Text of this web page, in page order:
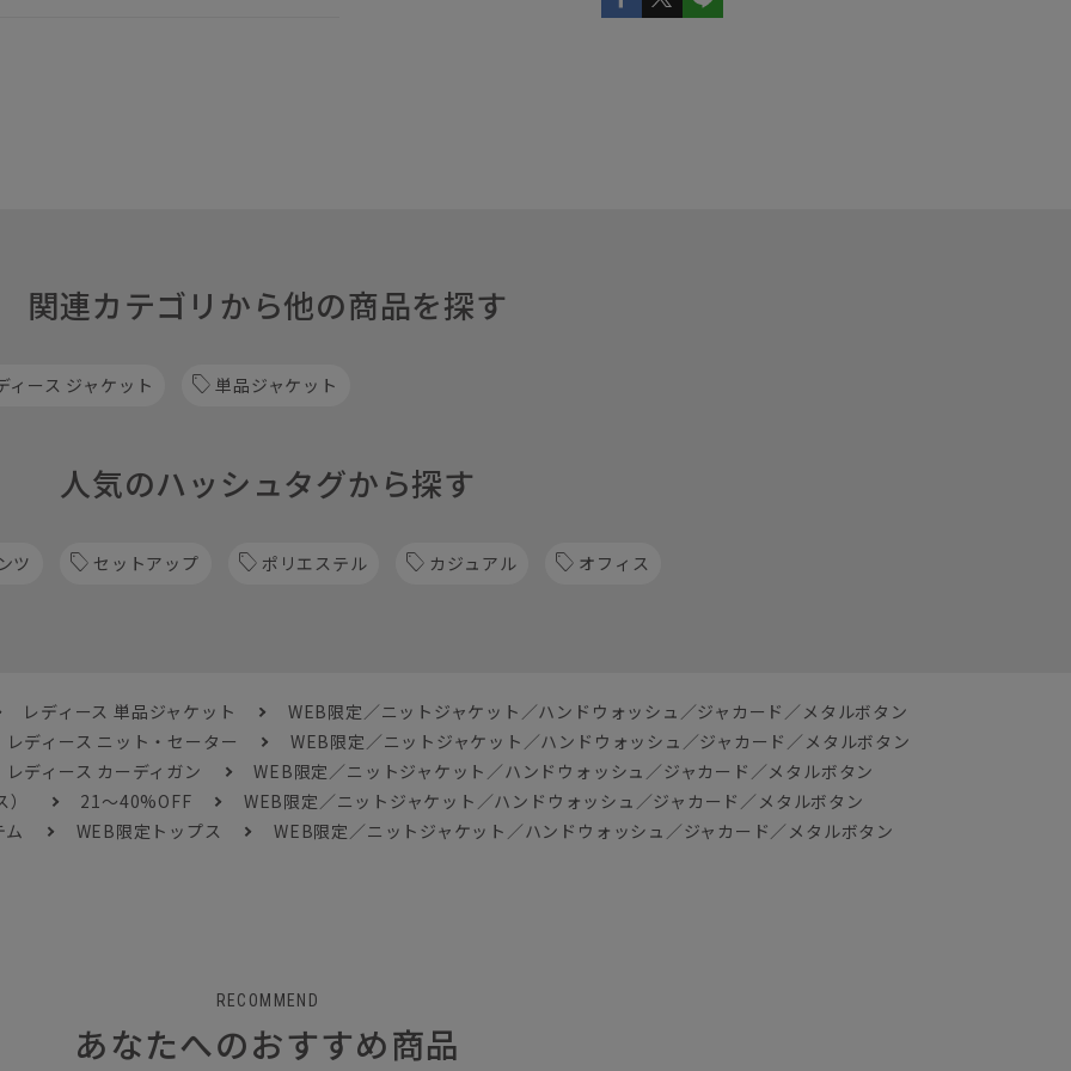
関連カテゴリから他の商品を探す
ィース ジャケット 単品ジャケット
人気のハッシュタグから探す
ツ セットアップ ポリエステル カジュアル オフィス
レディース 単品ジャケット
WEB限定／ニットジャケット／ハンドウォッシュ／ジャカード／メタルボタン
レディース ニット・セーター
WEB限定／ニットジャケット／ハンドウォッシュ／ジャカード／メタルボタン
レディース カーディガン
WEB限定／ニットジャケット／ハンドウォッシュ／ジャカード／メタルボタン
21～40%OFF
WEB限定／ニットジャケット／ハンドウォッシュ／ジャカード／メタルボタン
ム WEB限定トップス WEB限定／ニットジャケット／ハンドウォッシュ／ジャカード／メタルボタン
RECOMMEND
あなたへのおすすめ商品